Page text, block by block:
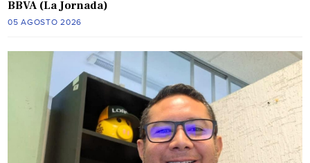
BBVA (La Jornada)
05 AGOSTO 2026